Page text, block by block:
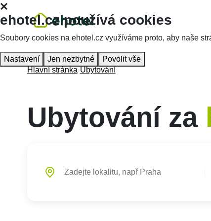
Hlavní stránka Ubytování
Ubytování za
ehotel.cz používá cookies
Soubory cookies na ehotel.cz využíváme proto, aby naše
Nastavení Jen nezbytné Povolit vše